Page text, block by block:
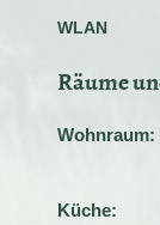
WLAN
Räume
große
Küche: